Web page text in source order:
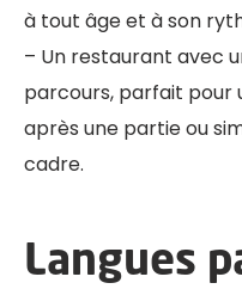
à tout âge et à son
– Un restaurant avec
parcours, parfait
après une partie ou
cadre.
Langues